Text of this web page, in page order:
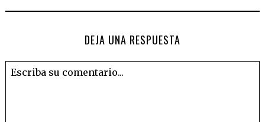
DEJA UNA RESPUESTA